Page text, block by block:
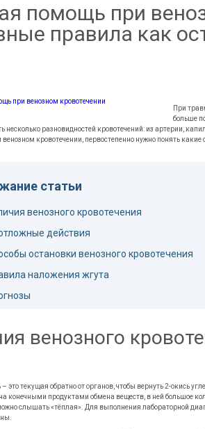
помощь при
правила как
При
больше
несколько разновидностей кровотечений: из артерии,
кровотечении, первостепенно нужно понять
статьи
венозного кровотечения
действия
остановки венозного кровотечения
наложения жгута
венозного
– это текущая обратно от органов, чтобы вернуть 2-окись
конечными продуктами обмена веществ, в ней большое
слышать «тёплая». Для выполнения лабораторной